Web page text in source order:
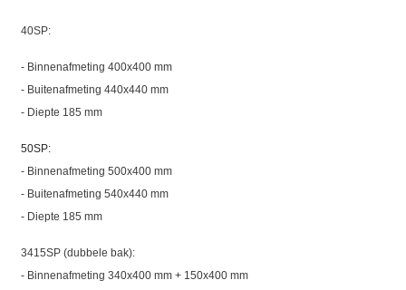
40SP:
- Binnenafmeting 400x400 mm
- Buitenafmeting 440x440 mm
- Diepte 185 mm
50SP:
- Binnenafmeting 500x400 mm
- Buitenafmeting 540x440 mm
- Diepte 185 mm
3415SP (dubbele bak):
- Binnenafmeting 340x400 mm + 150x400 mm